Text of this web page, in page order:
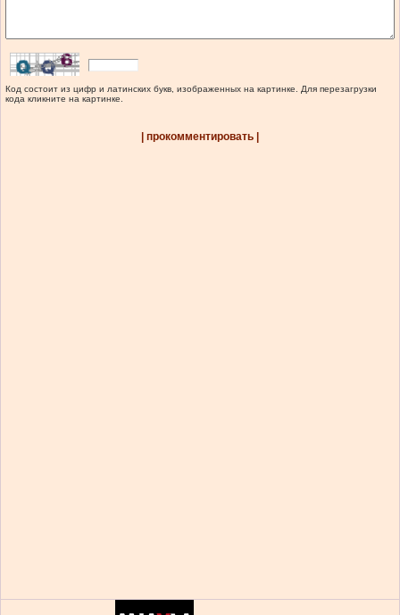
Код состоит из цифр и латинских букв, изображенных на картинке. Для перезагрузки
кода кликните на картинке.
| прокомментировать |